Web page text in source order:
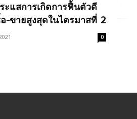
ะแสการเกิดการฟื้นตัวดี
-ขายสูงสุดในไตรมาสที่ 2
0